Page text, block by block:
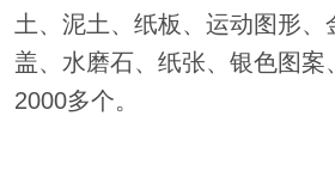
土、泥土、纸板、运动图形、
盖、水磨石、纸张、银色图案
2000多个。